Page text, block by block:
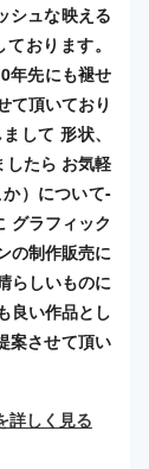
シュな映える
おります。
年先にも褪せ
て頂いており
して 形状、
したら お気軽
）について-
グラフィック
の制作販売に
らしいものに
良い作品とし
案させて頂い
詳しく見る